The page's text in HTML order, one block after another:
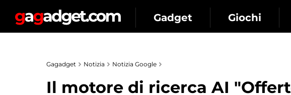
Gadget Giochi
Gagadget Notizia Notizia Google
Il motore di ricerca AI